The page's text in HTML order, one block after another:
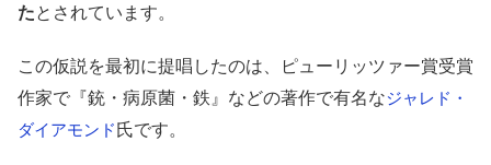
たとされています。
この仮説を最初に提唱したのは、ピューリッツァー賞受賞
作家で『銃・病原菌・鉄』などの著作で有名なジャレド・
ダイアモンド氏です。